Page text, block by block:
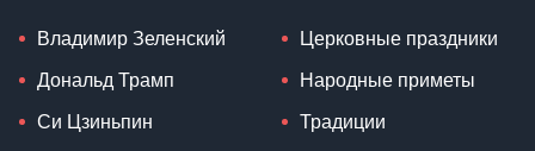
Владимир Зеленский
Дональд Трамп
Си Цзиньпин
Церковные праздники
Народные приметы
Традиции